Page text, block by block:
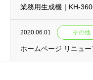
業務用生成機｜KH-
2020.06.01 その他
ホームページ リニュ